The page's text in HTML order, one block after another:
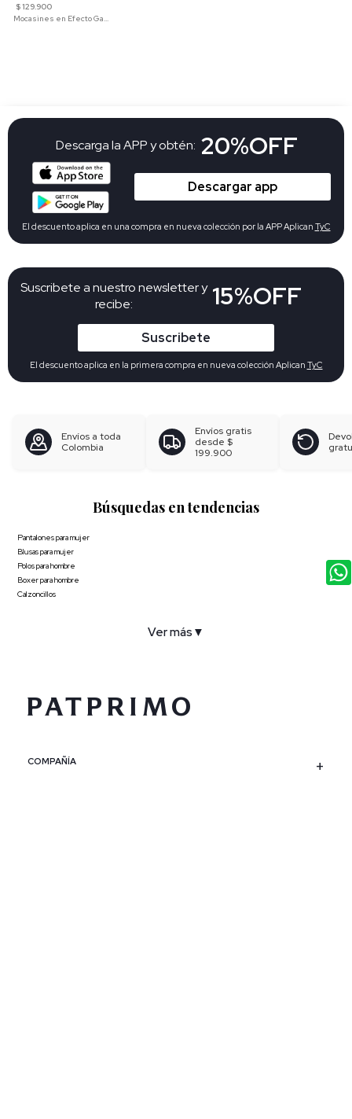
$ 129.900
Mocasines en Efecto Gamuzado Para Mujer
Suscribete a nuestro newsletter y
recibe:
15%OFF
Suscribete
El descuento aplica en la primera compra en nueva colección Aplican TyC
Descarga la APP y obtén: 20%OFF
Descargar app
El descuento aplica en una compra en nueva colección por la APP Aplican TyC
Envíos a toda
Colombia
Envíos gratis
desde $
199.900
Búsquedas en tendencias
Pantalones para mujer
Blusas para mujer
Polos para hombre
Boxer para hombre
Calzoncillos
Ver más ▼
COMPAÑÍA